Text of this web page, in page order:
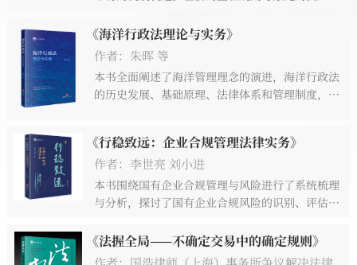
和业务合规性问题？如何应对频发的资产管理产品
违约事件？如何规范资产管理业务，实现多方主体
共赢？
《海洋行政法理论与实务》
作者：朱晖 等
本书全面阐述了海洋管理理念的演进，海洋行政法
的历史发展、基础原理、法律体系和管理制度，并
《行稳致远：企业合规管理法律实务》
作者：李世亮 刘小进
本书围绕国有企业合规管理与风险进行了系统梳理
与分析，探讨了国有企业合规风险的识别、评估、
风险，并提出风险应对与防控建议的思路，结合实
践经验，就国有企业经营管理诸多方面的重点合规
《法握全局——不确定交易中的确定规则》